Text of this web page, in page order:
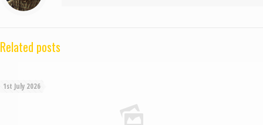
Related posts
1st July 2026